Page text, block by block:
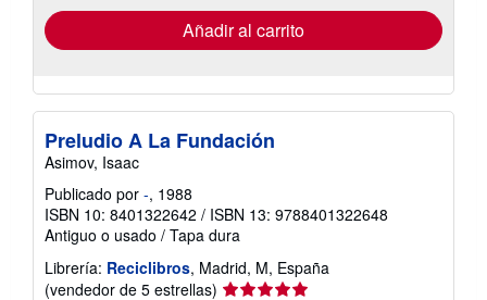
envío
Añadir al carrito
Preludio A La Fundación
Asimov, Isaac
Publicado por -, 1988
ISBN 10: 8401322642 / ISBN 13: 9788401322648
Antiguo o usado / Tapa dura
Librería: Reciclibros, Madrid, M, España
(vendedor de 5 estrellas) Calificación